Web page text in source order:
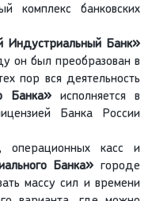
комплекс банковских
Индустриальный Банк»
он был преобразован в
пор вся деятельность
Банка» исполняется в
Банка России
операционных касс и
Банка» городе
массу сил и времени